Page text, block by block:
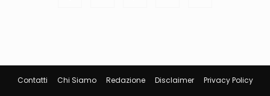
Contatti Chi Siamo Redazione Disclaimer Privacy Policy